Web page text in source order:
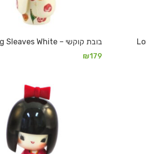
בובת קוקשי – Long Sleaves White
₪179